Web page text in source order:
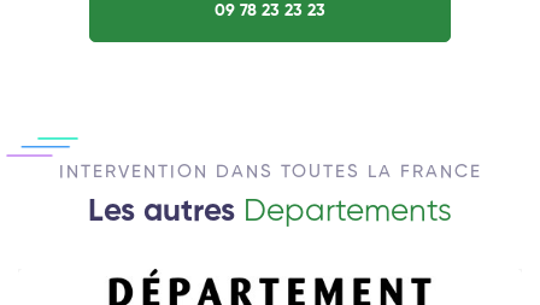
09 78 23 23 23
INTERVENTION DANS TOUTES LA FRANCE
Les autres Departements